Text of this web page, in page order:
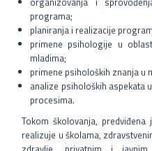
programa;
planiranja i realizacije
primene psihologije u
mladima;
primene psiholoških znanja u
analize psiholoških aspekata
procesima.
Tokom školovanja,
realizuje u školama,